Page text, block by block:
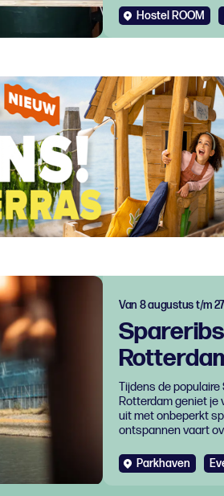
Hostel ROOM
Van 8 augustus t/m
Tijdens de
Rotterdam geniet je
uit met onbeperkt
ontspannen vaart
Parkhaven